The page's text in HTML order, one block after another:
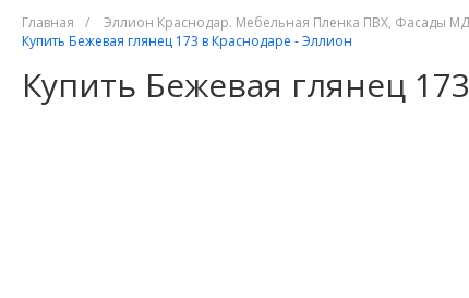
Главная / Эллион Краснодар. Мебельная Пленка ПВХ, Фасады
Купить Бежевая глянец 173 в Краснодаре - Эллион
Купить Бежевая глянец